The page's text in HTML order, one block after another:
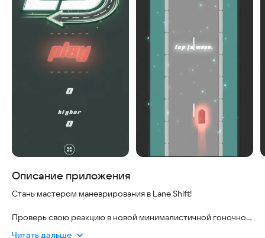
Описание приложения
Стань мастером маневрирования в Lane Shift!
Проверь свою реакцию в новой минималистичной гоночной
Читать дальше